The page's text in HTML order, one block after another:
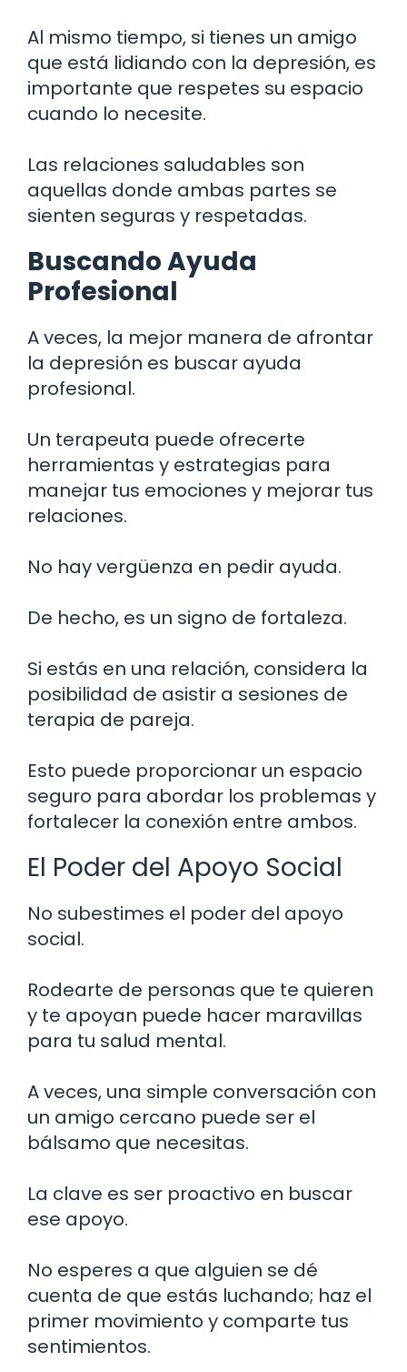
Al mismo tiempo, si tienes un amigo
que está lidiando con la depresión, es
importante que respetes su espacio
cuando lo necesite.
Las relaciones saludables son
aquellas donde ambas partes se
sienten seguras y respetadas.
Buscando Ayuda
Profesional
A veces, la mejor manera de afrontar
la depresión es buscar ayuda
profesional.
Un terapeuta puede ofrecerte
herramientas y estrategias para
manejar tus emociones y mejorar tus
relaciones.
No hay vergüenza en pedir ayuda.
De hecho, es un signo de fortaleza.
Si estás en una relación, considera la
posibilidad de asistir a sesiones de
terapia de pareja.
Esto puede proporcionar un espacio
seguro para abordar los problemas y
fortalecer la conexión entre ambos.
El Poder del Apoyo Social
No subestimes el poder del apoyo
social.
Rodearte de personas que te quieren
y te apoyan puede hacer maravillas
para tu salud mental.
A veces, una simple conversación con
un amigo cercano puede ser el
bálsamo que necesitas.
La clave es ser proactivo en buscar
ese apoyo.
No esperes a que alguien se dé
cuenta de que estás luchando; haz el
primer movimiento y comparte tus
sentimientos.